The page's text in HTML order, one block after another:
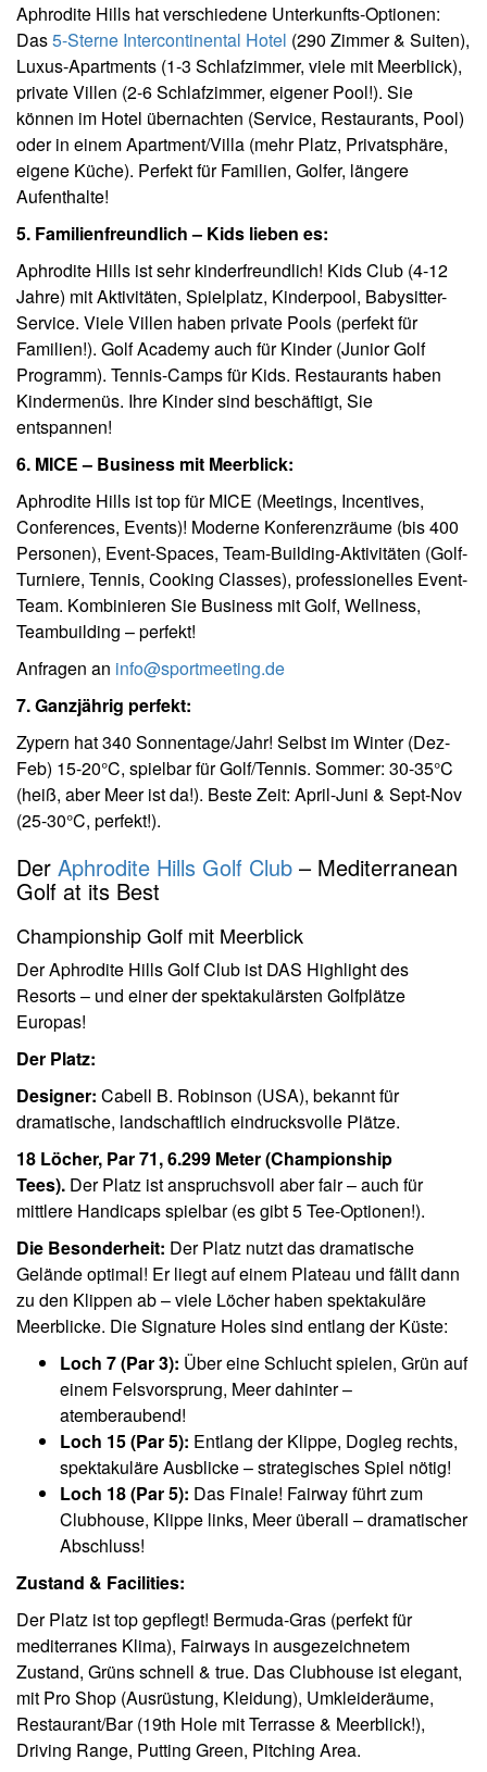
Aphrodite Hills hat verschiedene Unterkunfts-Optionen:
Das5-Sterne Intercontinental Hotel (290 Zimmer & Suiten),
Luxus-Apartments (1-3 Schlafzimmer, viele mit Meerblick),
private Villen (2-6 Schlafzimmer, eigener Pool!). Sie
können im Hotel übernachten (Service, Restaurants, Pool)
oder in einem Apartment/Villa (mehr Platz, Privatsphäre,
eigene Küche). Perfekt für Familien, Golfer, längere
Aufenthalte!
5. Familienfreundlich – Kids lieben es:
Aphrodite Hills ist sehr kinderfreundlich! Kids Club (4-12
Jahre) mit Aktivitäten, Spielplatz, Kinderpool, Babysitter-
Service. Viele Villen haben private Pools (perfekt für
Familien!). Golf Academy auch für Kinder (Junior Golf
Programm). Tennis-Camps für Kids. Restaurants haben
Kindermenüs. Ihre Kinder sind beschäftigt, Sie
entspannen!
6. MICE – Business mit Meerblick:
Aphrodite Hills ist top für MICE (Meetings, Incentives,
Conferences, Events)! Moderne Konferenzräume (bis 400
Personen), Event-Spaces, Team-Building-Aktivitäten (Golf-
Turniere, Tennis, Cooking Classes), professionelles Event-
Team. Kombinieren Sie Business mit Golf, Wellness,
Teambuilding – perfekt!
Anfragen an info@sportmeeting.de
7. Ganzjährig perfekt:
Zypern hat 340 Sonnentage/Jahr! Selbst im Winter (Dez-
Feb) 15-20°C, spielbar für Golf/Tennis. Sommer: 30-35°C
(heiß, aber Meer ist da!). Beste Zeit: April-Juni & Sept-Nov
(25-30°C, perfekt!).
Der Aphrodite Hills Golf Club – Mediterranean
Golf at its Best
Championship Golf mit Meerblick
Der Aphrodite Hills Golf Club ist DAS Highlight des
Resorts – und einer der spektakulärsten Golfplätze
Europas!
Der Platz:
Designer: Cabell B. Robinson (USA), bekannt für
dramatische, landschaftlich eindrucksvolle Plätze.
18 Löcher, Par 71, 6.299 Meter (Championship
Tees). Der Platz ist anspruchsvoll aber fair – auch für
mittlere Handicaps spielbar (es gibt 5 Tee-Optionen!).
Die Besonderheit: Der Platz nutzt das dramatische
Gelände optimal! Er liegt auf einem Plateau und fällt dann
zu den Klippen ab – viele Löcher haben spektakuläre
Meerblicke. Die Signature Holes sind entlang der Küste:
Loch 7 (Par 3): Über eine Schlucht spielen, Grün auf
einem Felsvorsprung, Meer dahinter –
atemberaubend!
Loch 15 (Par 5): Entlang der Klippe, Dogleg rechts,
spektakuläre Ausblicke – strategisches Spiel nötig!
Loch 18 (Par 5): Das Finale! Fairway führt zum
Clubhouse, Klippe links, Meer überall – dramatischer
Abschluss!
Zustand & Facilities:
Der Platz ist top gepflegt! Bermuda-Gras (perfekt für
mediterranes Klima), Fairways in ausgezeichnetem
Zustand, Grüns schnell & true. Das Clubhouse ist elegant,
mit Pro Shop (Ausrüstung, Kleidung), Umkleideräume,
Restaurant/Bar (19th Hole mit Terrasse & Meerblick!),
Driving Range, Putting Green, Pitching Area.